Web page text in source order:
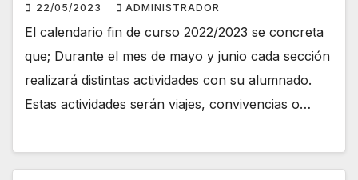
22/05/2023 ADMINISTRADOR
El calendario fin de curso 2022/2023 se concreta
que; Durante el mes de mayo y junio cada sección
realizará distintas actividades con su alumnado.
Estas actividades serán viajes, convivencias o…